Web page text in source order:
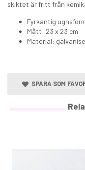
skiktet är fritt från
Fyrkantig
Mått: 23 x 23 cm
Material:
SPARA SOM